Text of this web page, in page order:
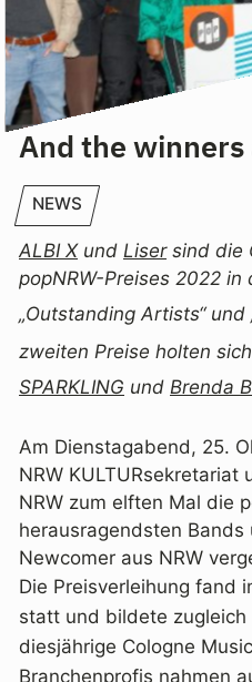
And the
NEWS
ALBI Xund Lisersind die
popNRW-Preises 2022 in
„Outstanding Artists“ und
zweiten Preise holten
SPARKLING und Brenda
Am Dienstagabend, 25.
NRW
NRW zum elften Mal die
herausragendsten
Newcomer aus NRW
Die Preisverleihung fand
statt und bildete
diesjährige Cologne
Branchenprofis nahmen